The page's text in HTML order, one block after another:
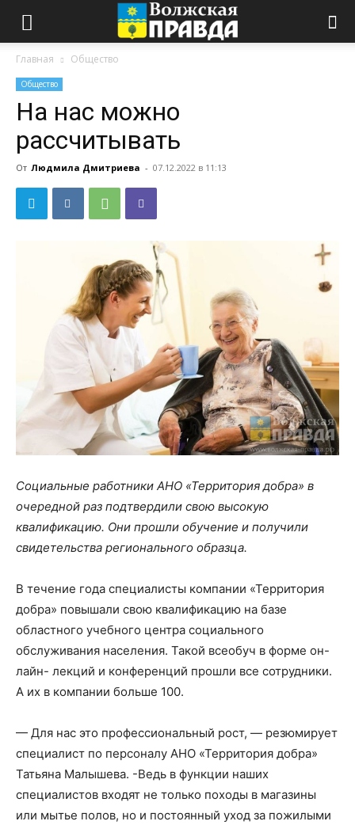
Главная Общество
Общество
На нас можно
рассчитывать
От Людмила Дмитриева - 07.12.2022 в 11:13
Социальные работники АНО «Территория добра» в
очередной раз подтвердили свою высокую
квалификацию. Они прошли обучение и получили
свидетельства регионального образца.
В течение года специалисты компании «Территория
добра» повышали свою квалификацию на базе
областного учебного центра социального
обслуживания населения. Такой всеобуч в форме он-
лайн- лекций и конференций прошли все сотрудники.
А их в компании больше 100.
— Для нас это профессиональный рост, — резюмирует
специалист по персоналу АНО «Территория добра»
Татьяна Малышева. -Ведь в функции наших
специалистов входят не только походы в магазины
или мытье полов, но и постоянный уход за пожилыми